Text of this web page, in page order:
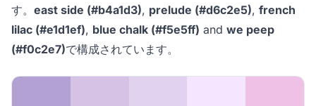
す。 east side (#b4a1d3), prelude (#d6c2e5), french
lilac (#e1d1ef), blue chalk (#f5e5ff) and we peep
(#f0c2e7)で構成されています。